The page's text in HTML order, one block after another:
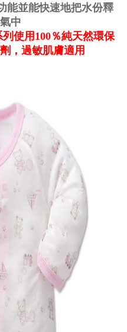
能並能快速地把水份釋
中
使用100％純天然環保
，過敏肌膚適用